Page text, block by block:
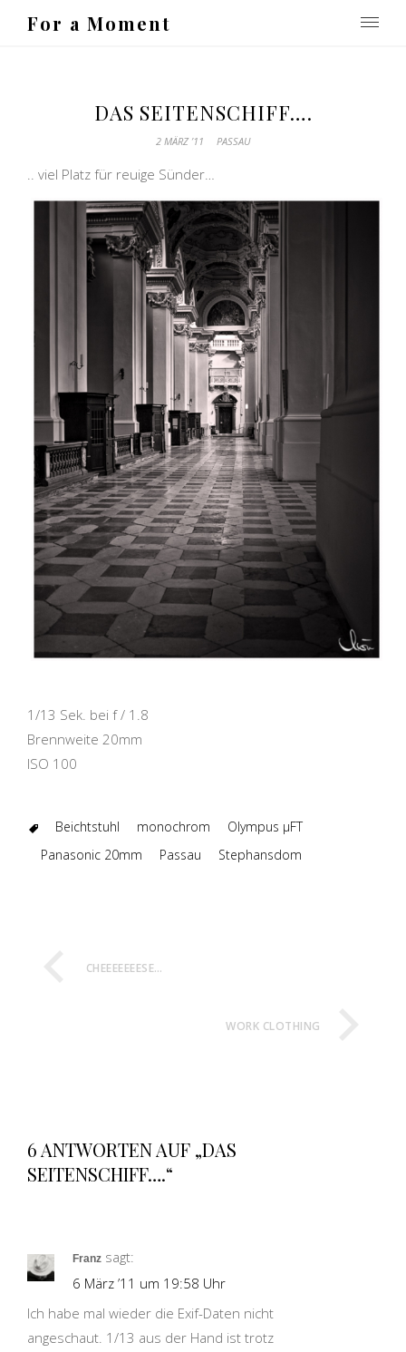
For a Moment
DAS SEITENSCHIFF….
2 MÄRZ ’11 PASSAU
.. viel Platz für reuige Sünder…
1/13 Sek. bei f / 1.8
Brennweite 20mm
ISO 100
Beichtstuhl monochrom
Olympus µFT
Panasonic 20mm
Passau Stephansdom
CHEEEEEEESE…
WORK CLOTHING
6 ANTWORTEN AUF „DAS
SEITENSCHIFF….“
Franz sagt:
6 März ’11 um 19:58 Uhr
Ich habe mal wieder die Exif-Daten nicht
angeschaut. 1/13 aus der Hand ist trotz